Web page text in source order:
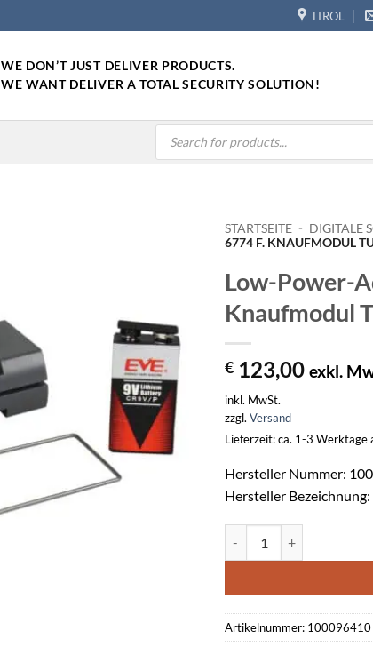
TIROL
WE DON’T JUST DELIVER PRODUCTS.
WE WANT DELIVER A TOTAL SECURITY SOLUTION!
Products
search
STARTSEITE - DIGITALE
6774 F. KNAUFMODUL
Low-Power-
Knaufmodul
€ 123,00 exkl.
inkl. MwSt.
zzgl. Versand
Lieferzeit: ca. 1-3 Werktage
Hersteller Nummer:
Hersteller
Artikelnummer: 100096410